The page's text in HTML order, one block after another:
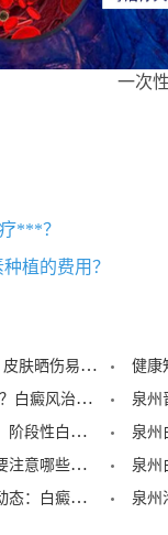
一次
***？
植的费用？
【六月儿童节特辑】夏季蚊虫叮咬、皮肤晒伤易成白斑“催化剂”，泉州中科：儿童白癜风暑期护理记住三个要点！
[预测]泉州南安看点治疗白癜风医院？白癜风治疗后泛红是怎么回事？
泉州德化哪里治疗白癜风-疾病导读：阶段性白癜风的症状？
泉州哪家医院查白癜风好-白点癜风要注意哪些饮食禁忌？
泉州哪个医院看白癜风好-健康资讯动态：白癜风的症状早期图片？